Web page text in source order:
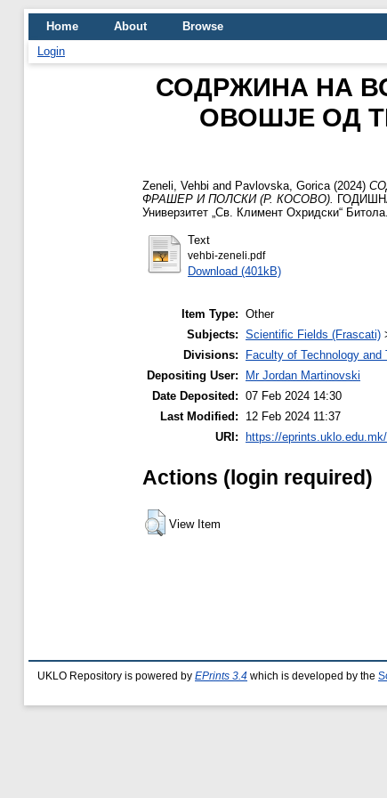
Home About
Browse
Login
СОДРЖИНА НА
ОВОШЈЕ ОД
Zeneli, Vehbi and Pavlovska, Gorica (2024)
ФРАШЕР И ПОЛСКИ (Р. КОСОВО).
ГОДИШНА
Универзитет „Св. Климент Охридски“ Битола.
Text
vehbi-zeneli.pdf
Download (401kB)
Item Type: Other
Subjects: Scientific Fields (Frascati)
Divisions:
Faculty of Technology and
Depositing User:
Mr Jordan Martinovski
Date Deposited: 07 Feb 2024 14:30
Last Modified:
12 Feb 2024 11:37
URI:
https://
Actions (login required)
View Item
UKLO Repository is powered by EPrints 3.4 which is developed by the